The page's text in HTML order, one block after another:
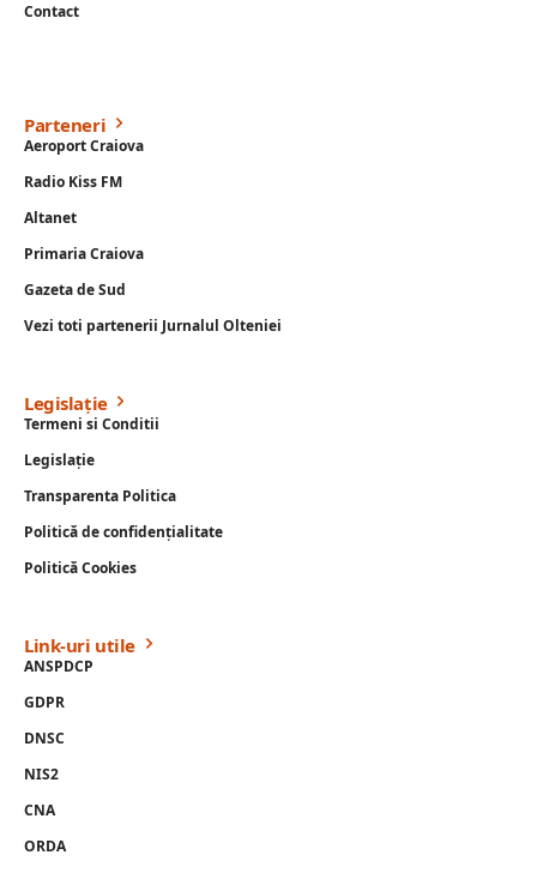
Contact
Parteneri
Aeroport Craiova
Radio Kiss FM
Altanet
Primaria Craiova
Gazeta de Sud
Vezi toti partenerii Jurnalul Olteniei
Legislație
Termeni si Conditii
Legislație
Transparenta Politica
Politică de confidențialitate
Politică Cookies
Link-uri utile
ANSPDCP
GDPR
DNSC
NIS2
CNA
ORDA